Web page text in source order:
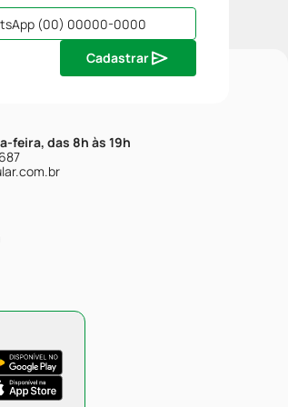
Cadastrar
feira, das 8h às 19h